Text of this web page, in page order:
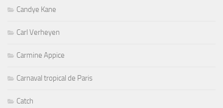
Candye Kane
Carl Verheyen
Carmine Appice
Carnaval tropical de Paris
Catch